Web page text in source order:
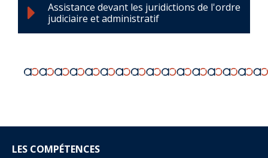
Assistance devant les juridictions de l'ordre
judiciaire et administratif
LES COMPÉTENCES